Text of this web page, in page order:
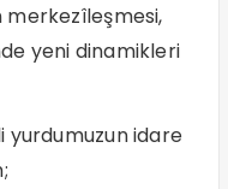
merkezîleşmesi,
yeni dinamikleri
yurdumuzun idare